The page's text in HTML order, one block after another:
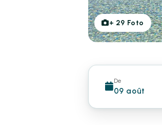
+ 29 Foto
De
09 août